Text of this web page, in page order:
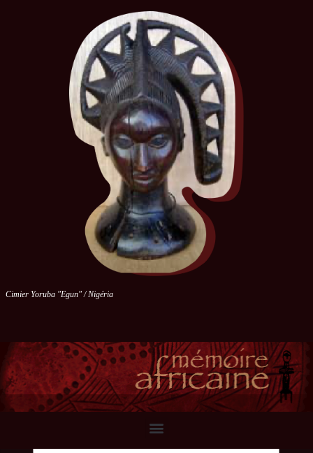
Cimier Yoruba "Egun" / Nigéria